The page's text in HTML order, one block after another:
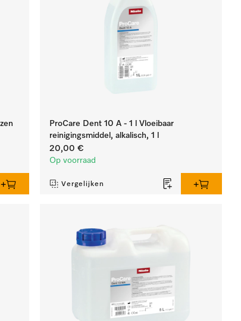
ProCare Dent 10 A - 1 l Vloeibaar
reinigingsmiddel, alkalisch, 1 l
20,00 €
Op voorraad
Vergelijken